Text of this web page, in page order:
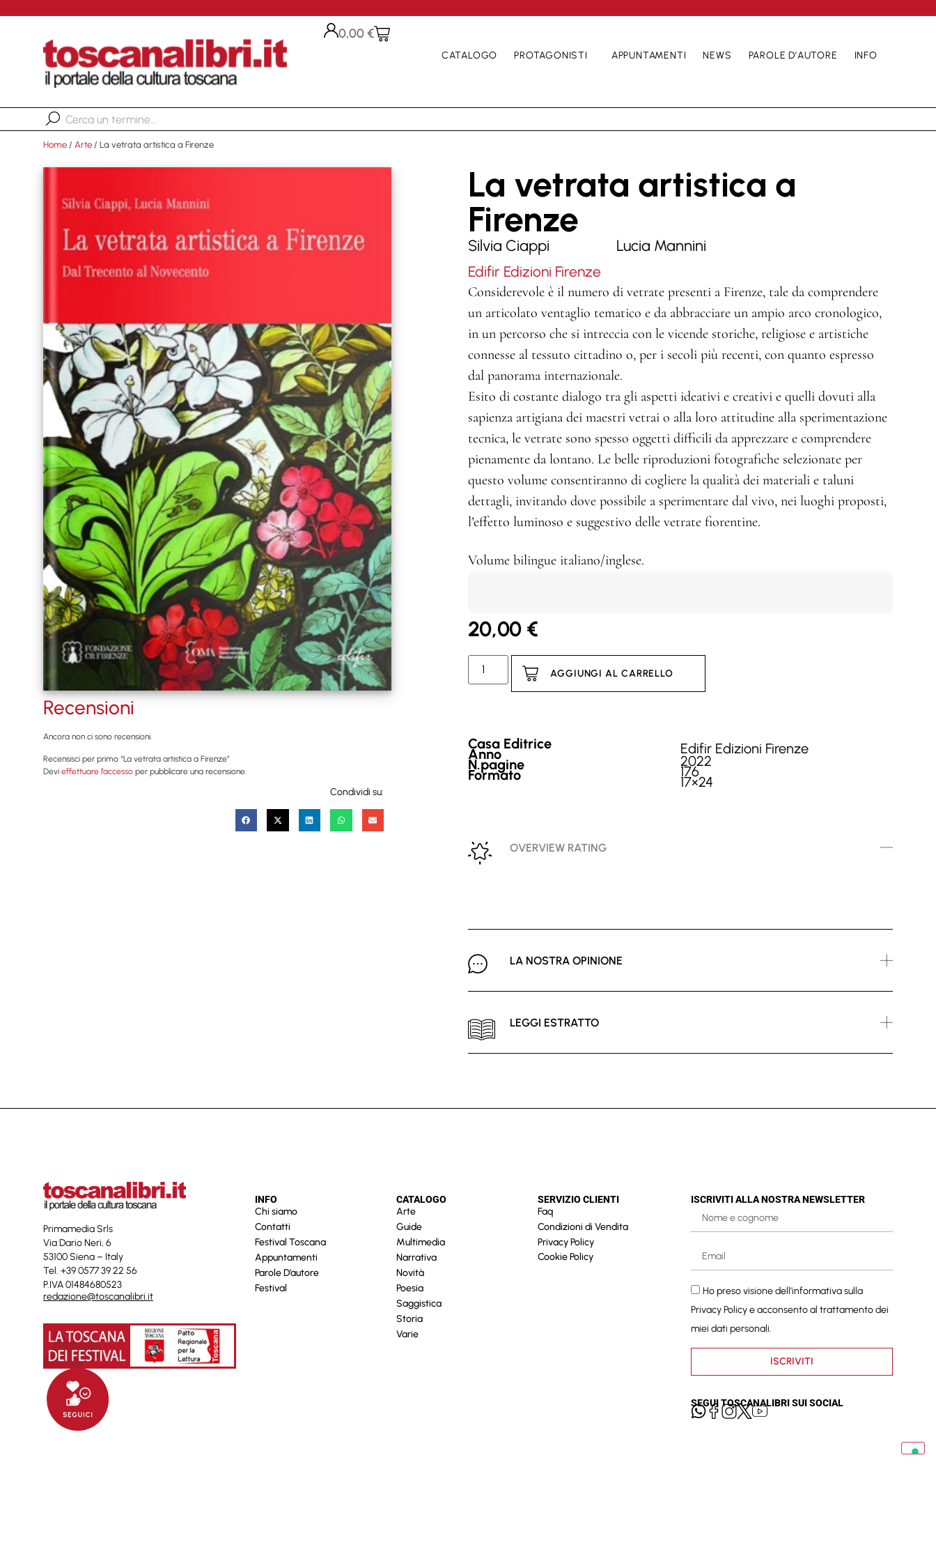
0,00€
CATALOGO PROTAGONISTI APPUNTAMENTI NEWS PAROLE D’AUTORE INFO
Home / Arte / La vetrata artistica a Firenze
Recensioni
Ancora non ci sono recensioni.
Recensisci per primo “La vetrata artistica a Firenze”
Devi effettuare l’accesso per pubblicare una recensione.
Condividi su:
La vetrata artistica a
Firenze
Silvia Ciappi Lucia Mannini
Edifir Edizioni Firenze
Considerevole è il numero di vetrate presenti a Firenze, tale da comprendere
un articolato ventaglio tematico e da abbracciare un ampio arco cronologico,
in un percorso che si intreccia con le vicende storiche, religiose e artistiche
connesse al tessuto cittadino o, per i secoli più recenti, con quanto espresso
dal panorama internazionale.
Esito di costante dialogo tra gli aspetti ideativi e creativi e quelli dovuti alla
sapienza artigiana dei maestri vetrai o alla loro attitudine alla sperimentazione
tecnica, le vetrate sono spesso oggetti difficili da apprezzare e comprendere
pienamente da lontano. Le belle riproduzioni fotografiche selezionate per
questo volume consentiranno di cogliere la qualità dei materiali e taluni
dettagli, invitando dove possibile a sperimentare dal vivo, nei luoghi proposti,
l’effetto luminoso e suggestivo delle vetrate fiorentine.
Volume bilingue italiano/inglese.
20,00 €
AGGIUNGI AL CARRELLO
Casa Editrice Edifir Edizioni Firenze
Anno 2022
N.pagine 176
Formato 17×24
OVERVIEW RATING
LA NOSTRA OPINIONE
LEGGI ESTRATTO
Primamedia Srls
Via Dario Neri, 6
53100 Siena – Italy
Tel. +39 0577 39 22 56
P.IVA 01484680523
redazione@toscanalibri.it
INFO
Chi siamo
Contatti
Festival Toscana
Appuntamenti
Parole D’autore
Festival
CATALOGO
Arte
Guide
Multimedia
Narrativa
Novità
Poesia
Saggistica
Storia
Varie
SERVIZIO CLIENTI
Faq
Condizioni di Vendita
Privacy Policy
Cookie Policy
ISCRIVITI ALLA NOSTRA NEWSLETTER
Ho preso visione dell'informativa sulla
Privacy Policye acconsento al trattamento dei
miei dati personali.
ISCRIVITI
SEGUI TOSCANALIBRI SUI SOCIAL